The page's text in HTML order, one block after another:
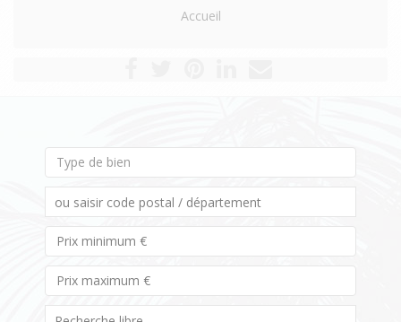
Accueil
Type de bien